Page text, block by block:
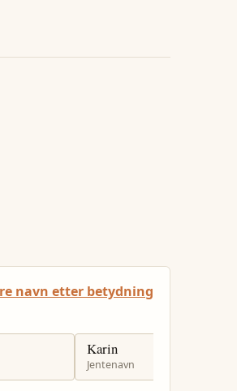
navn etter betydning
Karin
Jentenavn